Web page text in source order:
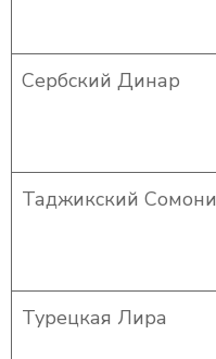
Сербский Динар
Таджикский Сомони
Турецкая Лира